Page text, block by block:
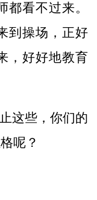
看不过来。
到操场，正好
，好好地教育
这些，你们的
呢？